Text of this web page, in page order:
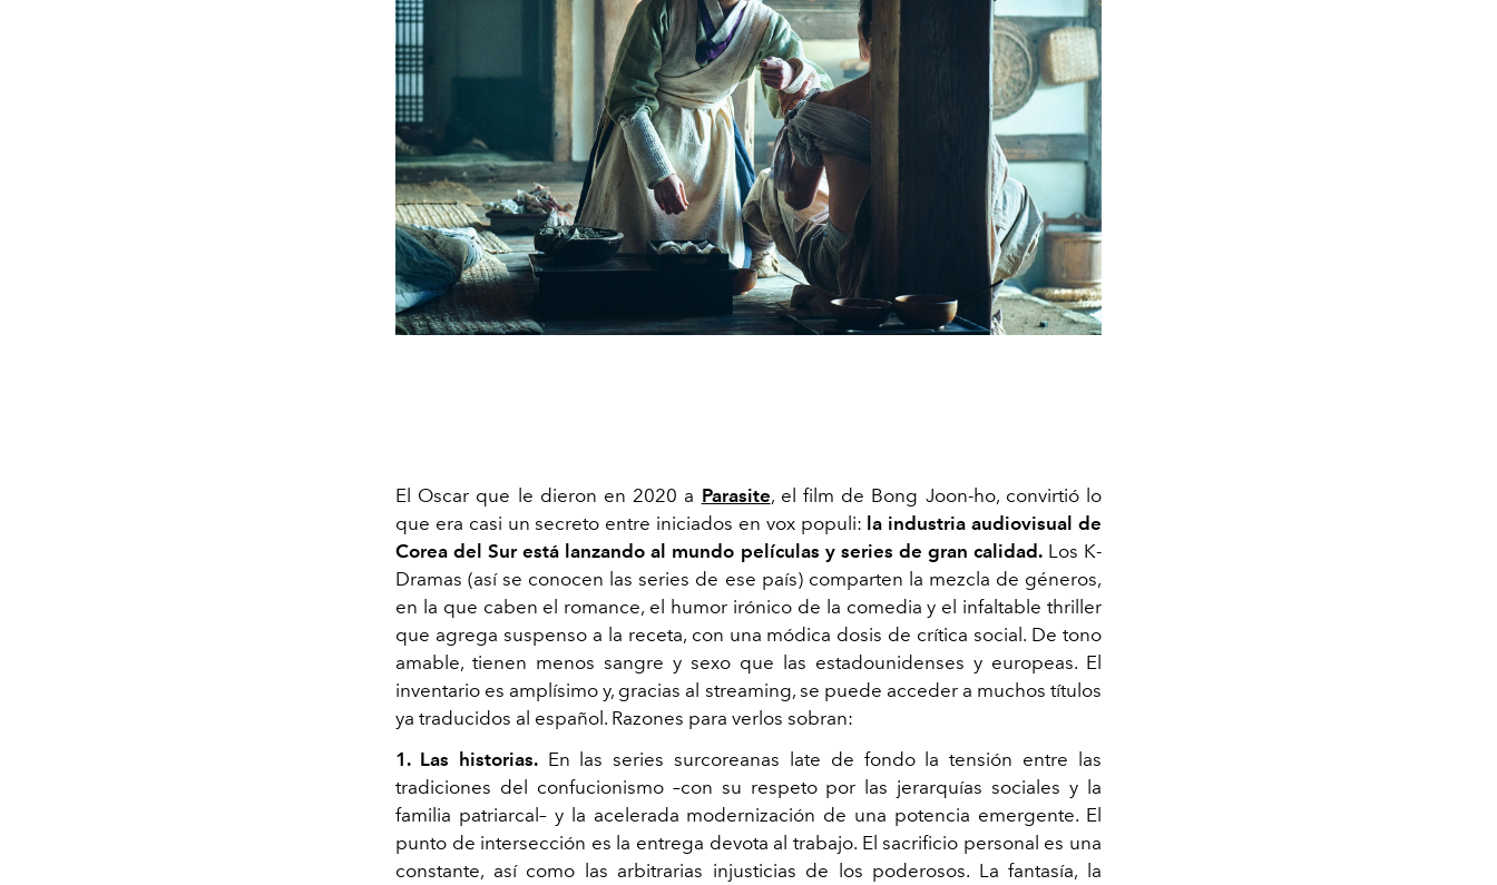
El Oscar que le dieron en 2020 a Parasite, el film de Bong Joon-ho, convirtió lo
que era casi un secreto entre iniciados en vox populi: la industria audiovisual de
Corea del Sur está lanzando al mundo películas y series de gran calidad.Los K-
Dramas (así se conocen las series de ese país) comparten la mezcla de géneros,
en la que caben el romance, el humor irónico de la comedia y el infaltable thriller
que agrega suspenso a la receta, con una módica dosis de crítica social. De tono
amable, tienen menos sangre y sexo que las estadounidenses y europeas. El
inventario es amplísimo y, gracias al streaming, se puede acceder a muchos títulos
ya traducidos al español. Razones para verlos sobran:
1. Las historias.En las series surcoreanas late de fondo la tensión entre las
tradiciones del confucionismo –con su respeto por las jerarquías sociales y la
familia patriarcal– y la acelerada modernización de una potencia emergente. El
punto de intersección es la entrega devota al trabajo. El sacrificio personal es una
constante, así como las arbitrarias injusticias de los poderosos. La fantasía, la